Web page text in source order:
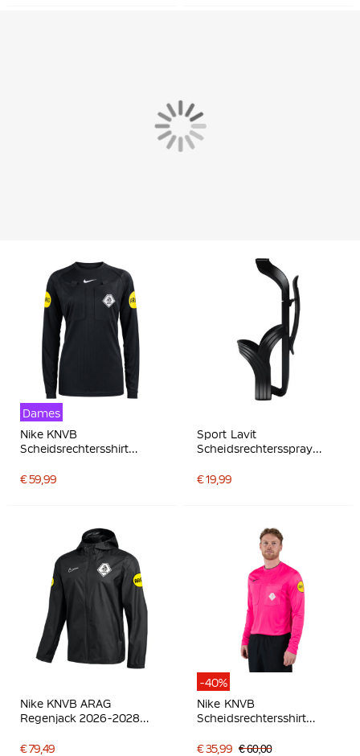
Dames
Nike KNVB
Scheidsrechtersshirt
Mouwen Dames Zwart
€ 59,99
Sport Lavit
Scheidsrechtersspray
€ 19,99
Nike KNVB ARAG
Regenjack 2026-2028
€ 79,49
-40%
Nike KNVB
Scheidsrechtersshirt
2026 Roze
€ 35,99 € 60,00